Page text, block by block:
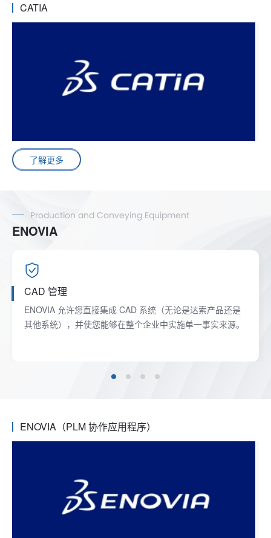
CATIA
了解更多
Production and Conveying Equipment
ENOVIA
CAD 管理
ENOVIA 允许您直接集成 CAD 系统（无论是达索产品还是
其他系统），并使您能够在整个企业中实施单一事实来源。
ENOVIA（PLM 协作应用程序）